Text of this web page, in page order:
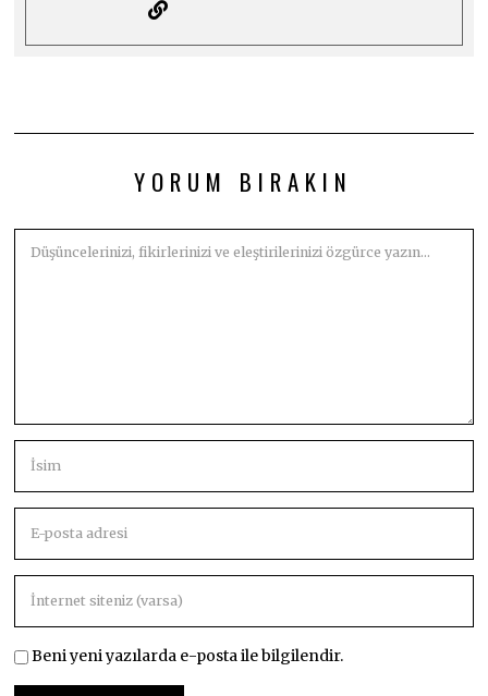
YORUM BIRAKIN
Beni yeni yazılarda e-posta ile bilgilendir.